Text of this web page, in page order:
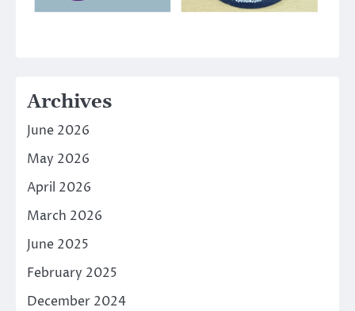
Archives
June 2026
May 2026
April 2026
March 2026
June 2025
February 2025
December 2024